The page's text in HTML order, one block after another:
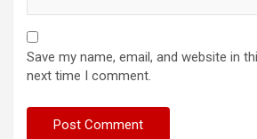
Save my name, email, and website in
next time I comment.